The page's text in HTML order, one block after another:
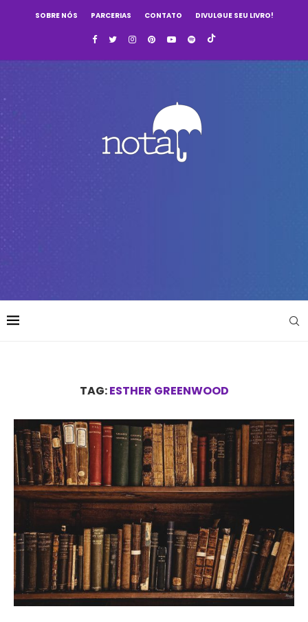
SOBRE NÓS PARCERIAS CONTATO DIVULGUE SEU LIVRO!
TAG:ESTHER GREENWOOD